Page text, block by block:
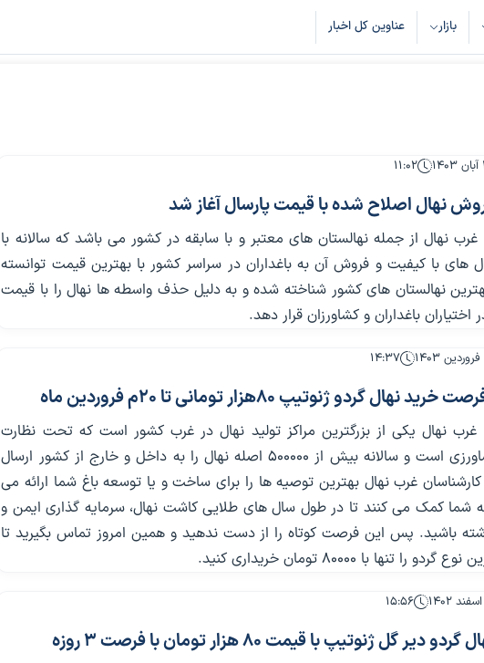
بازار عناوین کل اخبار
۱۱:۰۲
نهال اصلاح شده با قیمت پارسال آغاز شد
غرب نهال از جمله نهالستان های معتبر و با سابقه در کشور می باشد که سالانه با
های با کیفیت و فروش آن به باغداران در سراسر کشور با بهترین قیمت توانسته
نهالستان های کشور شناخته شده و به دلیل حذف واسطه ها نهال را با قیمت
باغداران و کشاورزان قرار دهد.
۱۴:۳۷
نهال گردو ژنوتیپ ۸۰هزار تومانی تا ۲۰م فروردین ماه
غرب نهال یکی از بزرگترین مراکز تولید نهال در غرب کشور است که تحت نظارت
جهاد کشاورزی است و سالانه بیش از 500000 اصله نهال را به داخل و خارج از کشور ارسال
غرب نهال بهترین توصیه ها را برای ساخت و یا توسعه باغ شما ارائه می
شما کمک می کنند تا در طول سال های طلایی کاشت نهال، سرمایه گذاری ایمن و
باشید. پس این فرصت کوتاه را از دست ندهید و همین امروز تماس بگیرید تا
را تنها با 80000 تومان خریداری کنید.
۱۵:۵۶
دیر گل ژنوتیپ با قیمت 80 هزار تومان با فرصت 3 روزه